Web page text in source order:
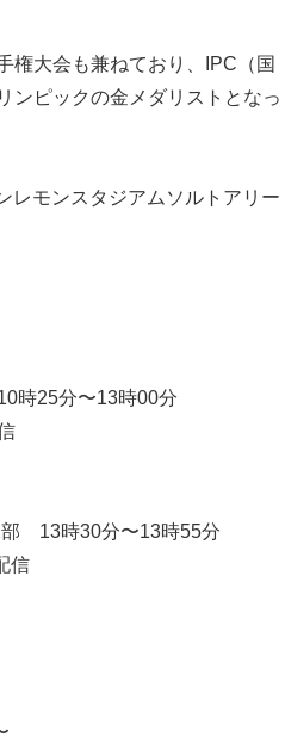
権大会も兼ねており、IPC（国
ンピックの金メダリストとなっ
レモンスタジアムソルトアリー
時25分〜13時00分
13時30分〜13時55分
信